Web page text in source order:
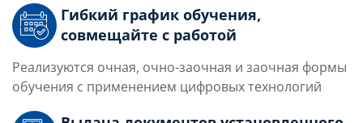
Гибкий график обучения,
совмещайте с работой
Реализуются очная, очно-заочная и заочная формы
обучения с применением цифровых технологий